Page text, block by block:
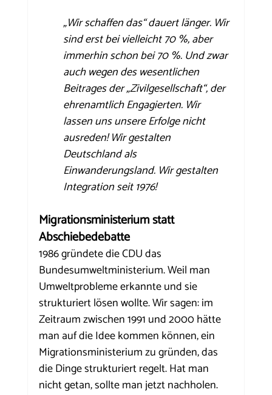
„Wir schaffen das“ dauert länger. Wir
sind erst bei vielleicht 70 %, aber
immerhin schon bei 70 %. Und zwar
auch wegen des wesentlichen
Beitrages der „Zivilgesellschaft“, der
ehrenamtlich Engagierten. Wir
lassen uns unsere Erfolge nicht
ausreden! Wir gestalten
Deutschland als
Einwanderungsland. Wir gestalten
Integration seit 1976!
Migrationsministerium statt
Abschiebedebatte
1986 gründete die CDU das
Bundesumweltministerium. Weil man
Umweltprobleme erkannte und sie
strukturiert lösen wollte. Wir sagen: im
Zeitraum zwischen 1991 und 2000 hätte
man auf die Idee kommen können, ein
Migrationsministerium zu gründen, das
die Dinge strukturiert regelt. Hat man
nicht getan, sollte man jetzt nachholen.